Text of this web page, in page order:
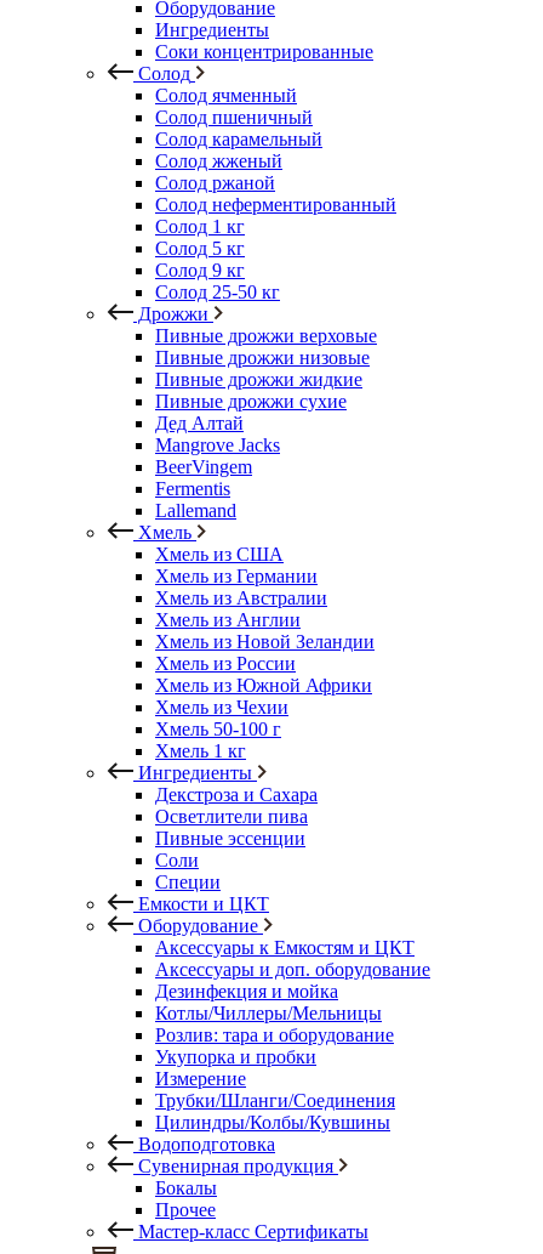
Оборудование
Ингредиенты
Соки концентрированные
Солод
Солод ячменный
Солод пшеничный
Солод карамельный
Солод жженый
Солод ржаной
Солод неферментированный
Солод 1 кг
Солод 5 кг
Солод 9 кг
Солод 25-50 кг
Дрожжи
Пивные дрожжи верховые
Пивные дрожжи низовые
Пивные дрожжи жидкие
Пивные дрожжи сухие
Дед Алтай
Mangrove Jacks
BeerVingem
Fermentis
Lallemand
Хмель
Хмель из США
Хмель из Германии
Хмель из Австралии
Хмель из Англии
Хмель из Новой Зеландии
Хмель из России
Хмель из Южной Африки
Хмель из Чехии
Хмель 50-100 г
Хмель 1 кг
Ингредиенты
Декстроза и Сахара
Осветлители пива
Пивные эссенции
Соли
Специи
Емкости и ЦКТ
Оборудование
Аксессуары к Емкостям и ЦКТ
Аксессуары и доп. оборудование
Дезинфекция и мойка
Котлы/Чиллеры/Мельницы
Розлив: тара и оборудование
Укупорка и пробки
Измерение
Трубки/Шланги/Соединения
Цилиндры/Колбы/Кувшины
Водоподготовка
Сувенирная продукция
Бокалы
Прочее
Мастер-класс Сертификаты